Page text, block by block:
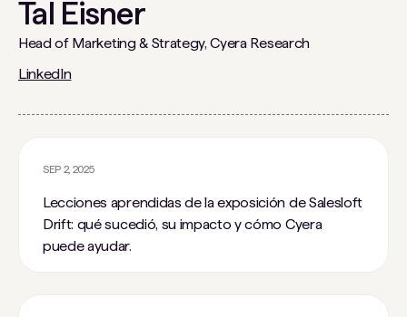
Tal Eisner
Head of Marketing & Strategy, Cyera Research
LinkedIn
SEP 2, 2025
Lecciones aprendidas de la exposición de Salesloft
Drift: qué sucedió, su impacto y cómo Cyera
puede ayudar.